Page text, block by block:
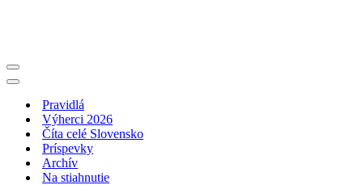
Menu
navigácie
Menu
navigáciePravidlá
Výherci 2026
Číta celé Slovensko
Príspevky
Archív
Na stiahnutie